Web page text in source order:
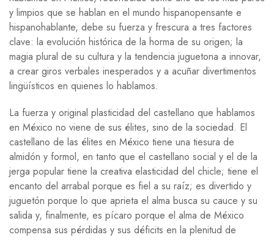
y limpios que se hablan en el mundo hispanopensante e
hispanohablante, debe su fuerza y frescura a tres factores
clave: la evolución histórica de la horma de su origen; la
magia plural de su cultura y la tendencia juguetona a innovar,
a crear giros verbales inesperados y a acuñar divertimentos
lingüísticos en quienes lo hablamos.
La fuerza y original plasticidad del castellano que hablamos
en México no viene de sus élites, sino de la sociedad. El
castellano de las élites en México tiene una tiesura de
almidón y formol, en tanto que el castellano social y el de la
jerga popular tiene la creativa elasticidad del chicle; tiene el
encanto del arrabal porque es fiel a su raíz; es divertido y
juguetón porque lo que aprieta el alma busca su cauce y su
salida y, finalmente, es pícaro porque el alma de México
compensa sus pérdidas y sus déficits en la plenitud de